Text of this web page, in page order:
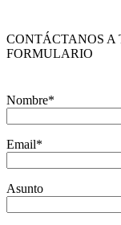
CONTÁCTANOS A
FORMULARIO
Nombre*
Email*
Asunto